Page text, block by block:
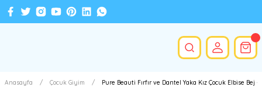
Anasayfa Çocuk Giyim Pure Beauti Fırfır ve Dantel Yaka Kız Çocuk Elbise Bej -